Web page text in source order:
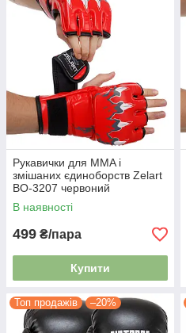
Рукавички для MMA і
змішаних єдиноборств Zelart
BO-3207 червоний
В наявності
499 ₴/пара
Купити
Топ продажів –20%